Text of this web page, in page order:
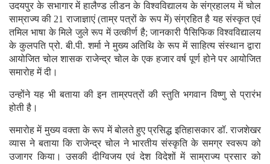
उदयपुर के सभागार में हालैण्ड लीडन के विश्वविद्यालय के संग्रहालय में चोल
साम्राज्य की 21 राजाज्ञाएं (ताम्र पत्रों के रूप में) संग्रहित है यह संस्कृत एवं
तमिल भाषा के मिले जुले रूप में उत्कीर्ण है; जानकारी पैसिफिक विश्वविद्यालय
के कुलपति प्रो. बी.पी. शर्मा ने मुख्य अतिथि के रूप में साहित्य संस्थान द्वारा
आयोजित चोल शासक राजेन्द्र चोल के एक हजार वर्ष पूर्ण होने पर आयोजित
समारोह में दी।
उन्होंने यह भी बताया की इन ताम्रपत्रों की स्तुति भगवान विष्णु से प्रारंभ
होती है।
समारोह में मुख्य वक्ता के रूप में बोलते हुए प्रसिद्ध इतिहासकार डॉ. राजशेखर
व्यास ने बताया कि राजेन्द्र चोल ने भारतीय संस्कृति के समग्र स्वरूप को
उजागर किया। उसकी दीग्विजय एवं देश विदेशों में साम्राज्य प्रसार को